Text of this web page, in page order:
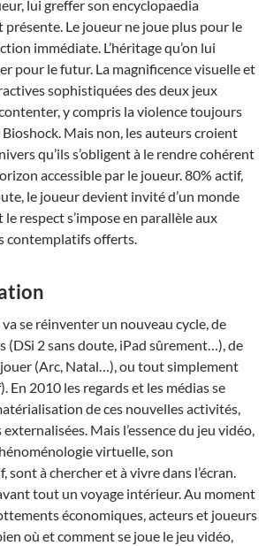
lui greffer son encyclopaedia
présente. Le joueur ne joue plus pour le
immédiate. L’héritage qu’on lui
pour le futur. La magnificence visuelle et
sophistiquées des deux jeux
y compris la violence toujours
Mais non, les auteurs croient
qu’ils s’obligent à le rendre cohérent
accessible par le joueur. 80% actif,
le joueur devient invité d’un monde
respect s’impose en parallèle aux
contemplatifs offerts.
se réinventer un nouveau cycle, de
(DSi 2 sans doute, iPad sûrement…), de
(Arc, Natal…), ou tout simplement
En 2010 les regards et les médias se
de ces nouvelles activités,
Mais l’essence du jeu vidéo,
virtuelle, son
à chercher et à vivre dans l’écran.
tout un voyage intérieur. Au moment
économiques, acteurs et joueurs
où et comment se joue le jeu vidéo,